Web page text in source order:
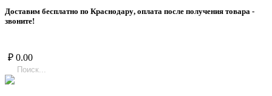
Доставим бесплатно по Краснодару, оплата после получения товара -
звоните!
₽ 0.00